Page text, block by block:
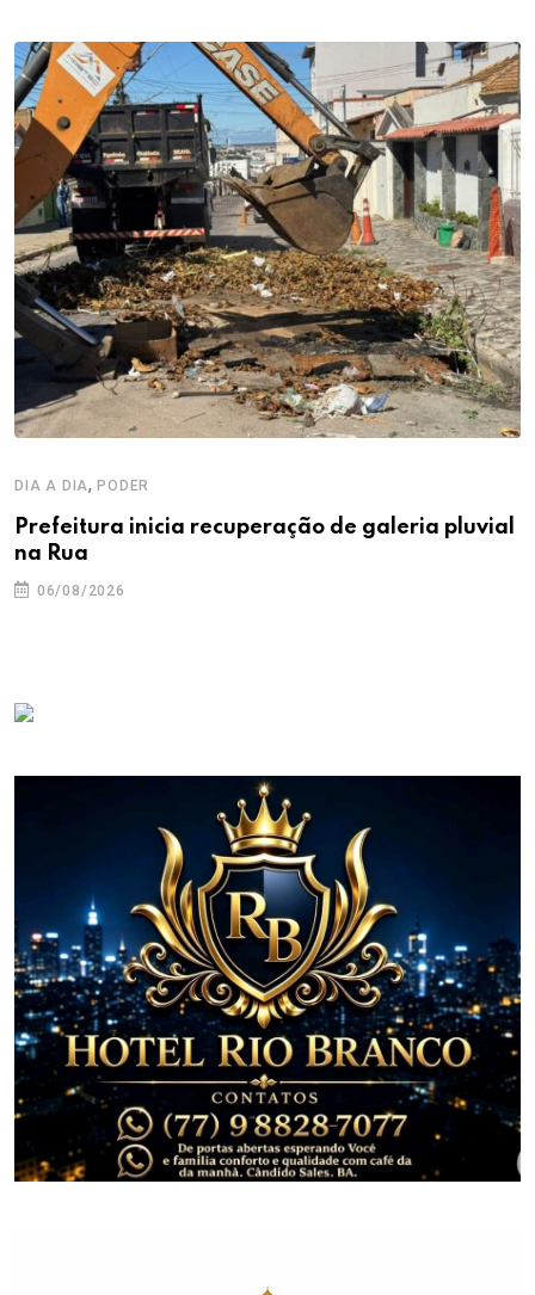
DIA A DIA,PODER
Prefeitura inicia recuperação de galeria pluvial
na Rua
06/08/2026